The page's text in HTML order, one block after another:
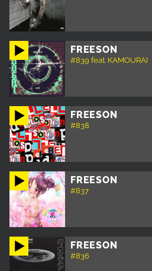
FREESON
#839 feat. KAMOURAI
FREESON
#838
FREESON
#837
FREESON
#836